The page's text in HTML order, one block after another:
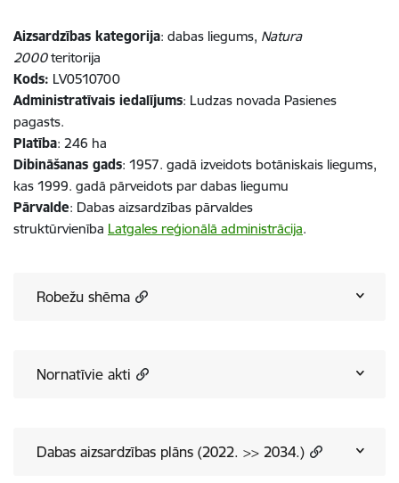
Aizsardzības kategorija: dabas liegums, Natura
2000teritorija
Kods: LV0510700
Administratīvais iedalījums: Ludzas novada Pasienes
pagasts.
Platība: 246 ha
Dibināšanas gads: 1957. gadā izveidots botāniskais liegums,
kas 1999. gadā pārveidots par dabas liegumu
Pārvalde: Dabas aizsardzības pārvaldes
struktūrvienība Latgales reģionālā administrācija.
Robežu shēma
Nornatīvie akti
Dabas aizsardzības plāns (2022. >> 2034.)